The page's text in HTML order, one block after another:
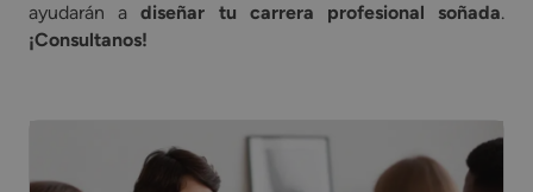
ayudarán adiseñar tu carrera profesional soñada.
¡Consultanos!